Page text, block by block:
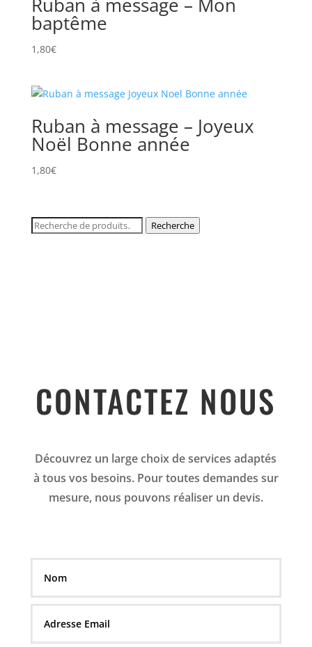
Ruban à message – Mon
baptême
1,80€
Ruban à message – Joyeux
Noël Bonne année
1,80€
Recherche
Recherche
CONTACTEZ NOUS
Découvrez un large choix de services adaptés
à tous vos besoins. Pour toutes demandes sur
mesure, nous pouvons réaliser un devis.